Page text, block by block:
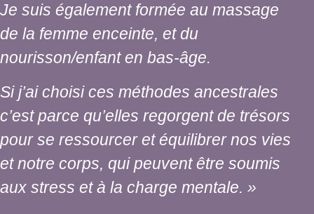
Je suis également formée au massage
de la femme enceinte, et du
nourisson/enfant en bas-âge.
Si j’ai choisi ces méthodes ancestrales
c’est parce qu’elles regorgent de trésors
pour se ressourcer et équilibrer nos vies
et notre corps, qui peuvent être soumis
aux stress et à la charge mentale. »